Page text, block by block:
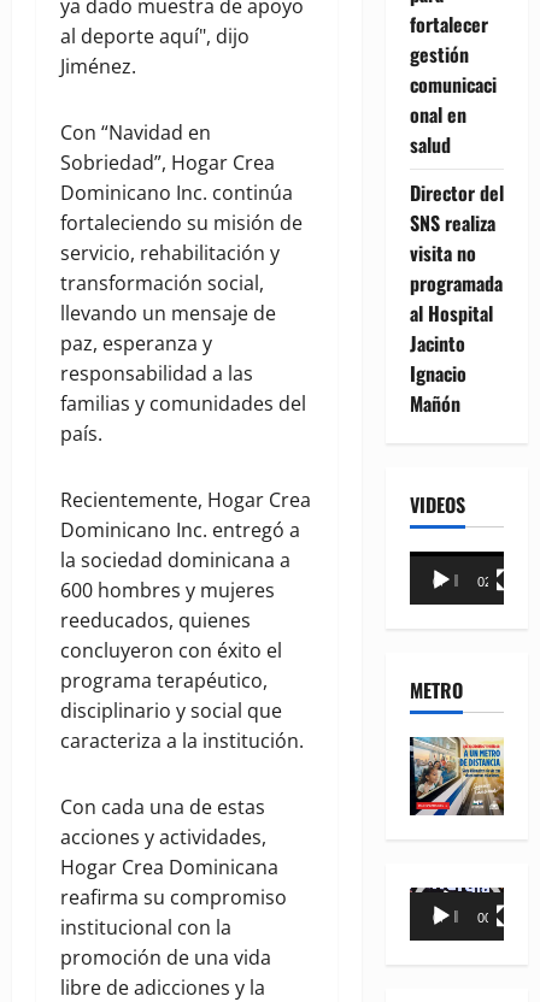
ya dado muestra de apoyo
al deporte aquí", dijo
Jiménez.
Con “Navidad en
Sobriedad”, Hogar Crea
Dominicano Inc. continúa
fortaleciendo su misión de
servicio, rehabilitación y
transformación social,
llevando un mensaje de
paz, esperanza y
responsabilidad a las
familias y comunidades del
país.
Recientemente, Hogar Crea
Dominicano Inc. entregó a
la sociedad dominicana a
600 hombres y mujeres
reeducados, quienes
concluyeron con éxito el
programa terapéutico,
disciplinario y social que
caracteriza a la institución.
Con cada una de estas
acciones y actividades,
Hogar Crea Dominicana
reafirma su compromiso
institucional con la
promoción de una vida
libre de adicciones y la
fortalecer
gestión
comunicaci
onal en
salud
Director del
SNS realiza
visita no
programada
al Hospital
Jacinto
Ignacio
Mañón
VIDEOS
Reproductor
00:00 02:18
METRO
Reproductor
00:00 00:35